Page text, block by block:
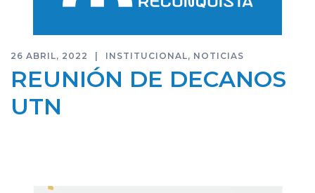
26 ABRIL, 2022 INSTITUCIONAL, NOTICIAS
REUNIÓN DE DECANOS
UTN